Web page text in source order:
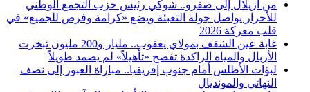
من أزيلال إلى صفرو.. شوكي رئيس حزب التجمع الوطني
للأحرار يواصل جولة التعبئة ويضع «كرامة وفرص للجميع» في
قلب معركة 2026
غابة عين الشقف بمولاي يعقوب.. مليار و200 مليون تبخرت
الأزبال والمياه الراكدة تفضح «تأهيلاً» لم يصمد طويلاً
لبؤات الأطلس أمام جنوب إفريقيا.. مباراة العبور إلى نصف
النهائي والمونديال